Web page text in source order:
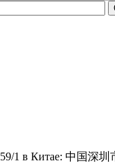
59/1 в Китае: 中